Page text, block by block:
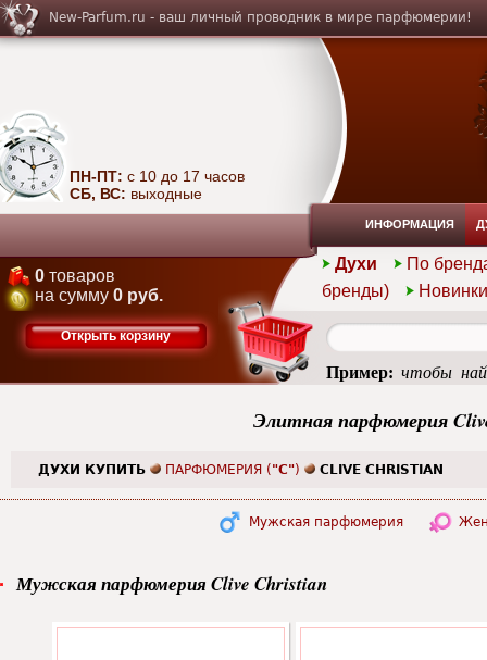
Элитная парфюмерия
ДУХИ КУПИТЬ ПАРФЮМЕРИЯ ( "C") CLIVE CHRISTIAN
Мужская парфюмерия
Мужская парфюмерия Clive Christian
New-Parfum.ru - ваш личный проводник в мире парфюмерии!
ПН-ПТ: с 10 до 17 часов
СБ, ВС: выходные
ИНФОРМАЦИЯ
Духи
По
бренды)
Новинки
0 товаров
на сумму 0 руб.
Открыть корзину
Пример: чтобы